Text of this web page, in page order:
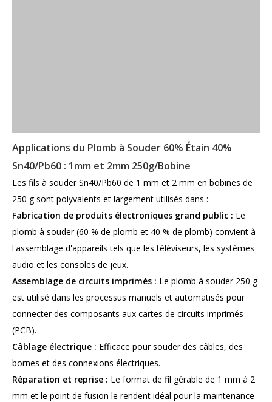
Applications du Plomb à Souder 60% Étain 40%
Sn40/Pb60 : 1mm et 2mm 250g/Bobine
Les fils à souder Sn40/Pb60 de 1 mm et 2 mm en bobines de
250 g sont polyvalents et largement utilisés dans :
Fabrication de produits électroniques grand public : Le
plomb à souder (60 % de plomb et 40 % de plomb) convient à
l'assemblage d'appareils tels que les téléviseurs, les systèmes
audio et les consoles de jeux.
Assemblage de circuits imprimés : Le plomb à souder 250 g
est utilisé dans les processus manuels et automatisés pour
connecter des composants aux cartes de circuits imprimés
(PCB).
Câblage électrique : Efficace pour souder des câbles, des
bornes et des connexions électriques.
Réparation et reprise : Le format de fil gérable de 1 mm à 2
mm et le point de fusion le rendent idéal pour la maintenance